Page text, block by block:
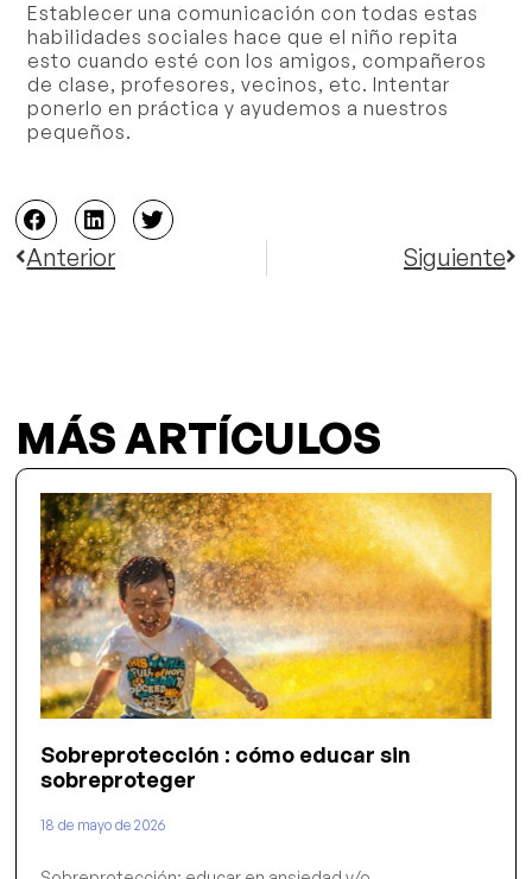
Establecer una comunicación con todas estas
habilidades sociales hace que el niño repita
esto cuando esté con los amigos, compañeros
de clase, profesores, vecinos, etc. Intentar
ponerlo en práctica y ayudemos a nuestros
pequeños.
Anterior Siguiente
MÁS ARTÍCULOS
Sobreprotección : cómo educar sin
sobreproteger
18 de mayo de 2026